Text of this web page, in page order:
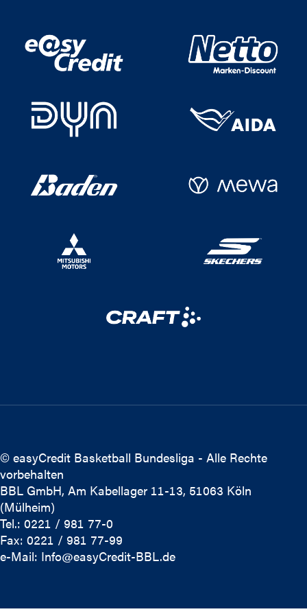
© easyCredit Basketball Bundesliga - Alle Rechte
vorbehalten
BBL GmbH, Am Kabellager 11-13, 51063 Köln
(Mülheim)
Tel.: 0221 / 981 77-0
Fax: 0221 / 981 77-99
e-Mail: Info@easyCredit-BBL.de